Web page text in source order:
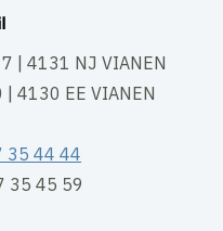
| 4131 NJ VIANEN
4130 EE VIANEN
35 44 44
35 45 59